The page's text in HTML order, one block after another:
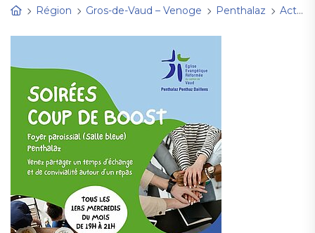
Région
Gros-de-Vaud – Venoge Penthalaz Activités